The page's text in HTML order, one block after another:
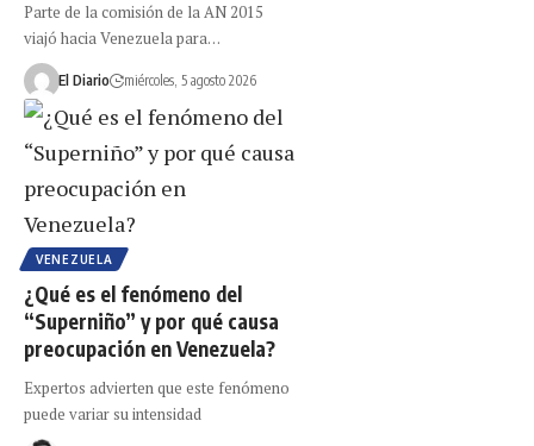
Parte de la comisión de la AN 2015
viajó hacia Venezuela para…
El Diario miércoles, 5 agosto 2026
VENEZUELA
¿Qué es el fenómeno del
“Superniño” y por qué causa
preocupación en Venezuela?
Expertos advierten que este fenómeno
puede variar su intensidad